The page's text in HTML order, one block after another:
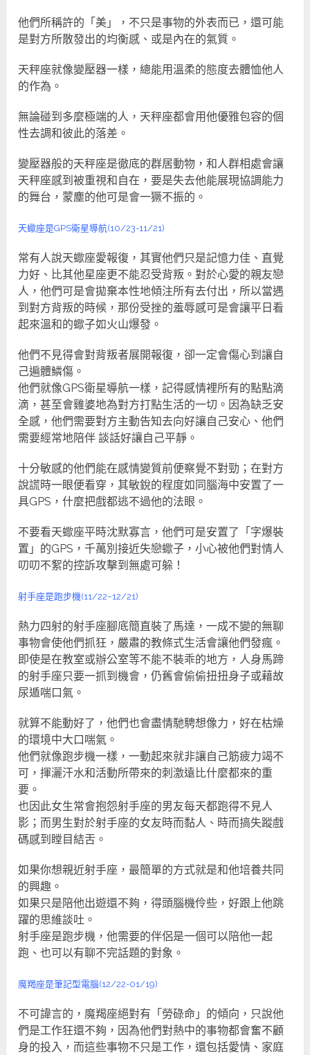
他們所稱許的「美」，不只是事物的外表而已，還可能
是對方所散發出的均衡感、或是內在的氣質。
天秤座就像變壓器一樣，總能用溫柔的態度去體恤他人
的作為。
無論碰到多麼極端的人，天秤座都會用他優雅包容的個
性去調和彼此的落差。
變壓器般的天秤座是徹底的群居動物，和人群相處會讓
天秤座感到被重視和自在，要是失去他能展現協調能力
的舞台，蒙塵的他可是會一獗不振的。
天蠍座是GPS衛星導航(10/23-11/21)
常有人說天蠍座愛報復，其實他們只是記憶力佳、直覺
力好、比其他星座更不能忍受背叛。對於心愛的親友戀
人，他們可是會拋棄本性地傾注所有去付出，所以當遇
到對方背叛的時候，那份受挫的羞辱感可是會讓平日看
起來溫和的蠍子如火山爆發。
他們不見得會對背叛者展開報復，卻一定會傷心到讓自
己遍體鱗傷。
他們就像GPS衛星導航一樣，記得感情裡所有的點點滴
滴，甚至會雞婆地為對方打點生活的一切。因為缺乏安
全感，他們需要對方主動告知去向好讓自己安心、他們
需要經常地陪伴 談話好讓自己平靜。
十分敏感的他們能在感情變質前便察覺不對勁；在對方
說謊時一眼便看穿，其敏銳的程度如同腦海中安置了一
具GPS，什麼把戲都逃不過他的法眼。
不要看天蠍座平時沈默寡言，他們可是安置了「字爆裝
置」的GPS，千萬別接近失戀蠍子，小心被他們對情人
叨叨不絮的控訴攻擊到無處可躲！
射手座是跑步機(11/22~12/21)
熱力四射的射手座腳底簡直裝了馬達，一成不變的無聊
事物會使他們抓狂，嚴肅的教條式生活會讓他們發瘋。
即使是在教室或辦公室等不能不裝乖的地方，人身馬蹄
的射手座只要一抓到機會，仍舊會偷偷扭扭身子或藉故
尿遁喘口氣。
就算不能動好了，他們也會盡情馳騁想像力，好在枯燥
的環境中大口喘氣。
他們就像跑步機一樣，一動起來就非讓自己筋疲力竭不
可，揮灑汗水和活動所帶來的刺激遠比什麼都來的重
要。
也因此女生常會抱怨射手座的男友每天都跑得不見人
影；而男生對於射手座的女友時而黏人、時而搞失蹤戲
碼感到瞠目結舌。
如果你想親近射手座，最簡單的方式就是和他培養共同
的興趣。
如果只是陪他出遊還不夠，得頭腦機伶些，好跟上他跳
躍的思維談吐。
射手座是跑步機，他需要的伴侶是一個可以陪他一起
跑、也可以有聊不完話題的對象。
魔羯座是筆記型電腦(12/22-01/19)
不可諱言的，魔羯座絕對有「勞碌命」的傾向，只說他
們是工作狂還不夠，因為他們對熱中的事物都會奮不顧
身的投入，而這些事物不只是工作，還包括愛情、家庭